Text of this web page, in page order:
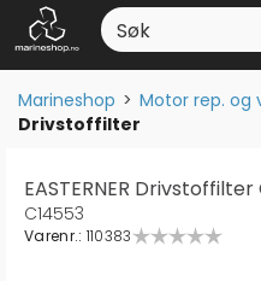
Marineshop>Motor rep. og
Drivstoffilter
EASTERNER
C14553
Varenr.: 110383